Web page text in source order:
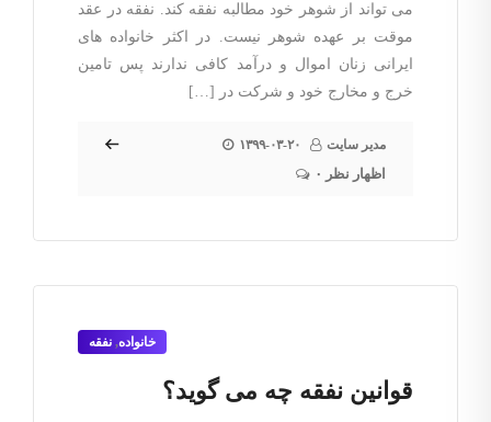
می تواند از شوهر خود مطالبه نفقه کند. نفقه در عقد
موقت بر عهده شوهر نیست. در اکثر خانواده های
ایرانی زنان اموال و درآمد کافی ندارند پس تامین
خرج و مخارج خود و شرکت در […]
مدیر سایت ۱۳۹۹-۰۳-۲۰
۰ اظهار نظر
خانواده, نفقه
قوانین نفقه چه می گوید؟